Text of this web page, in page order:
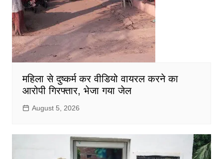
महिला से दुष्कर्म कर वीडियो वायरल करने का
आरोपी गिरफ्तार, भेजा गया जेल
August 5, 2026